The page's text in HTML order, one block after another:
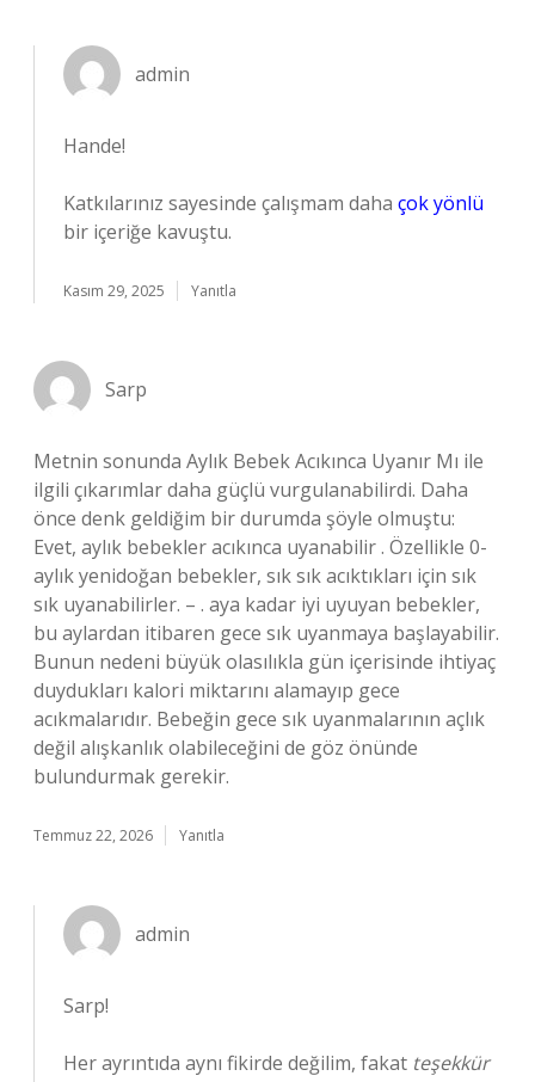
admin
Hande!
Katkılarınız sayesinde çalışmam daha çok yönlü
bir içeriğe kavuştu.
Kasım 29, 2025 Yanıtla
Sarp
Metnin sonunda Aylık Bebek Acıkınca Uyanır Mı ile
ilgili çıkarımlar daha güçlü vurgulanabilirdi. Daha
önce denk geldiğim bir durumda şöyle olmuştu:
Evet, aylık bebekler acıkınca uyanabilir . Özellikle 0-
aylık yenidoğan bebekler, sık sık acıktıkları için sık
sık uyanabilirler. – . aya kadar iyi uyuyan bebekler,
bu aylardan itibaren gece sık uyanmaya başlayabilir.
Bunun nedeni büyük olasılıkla gün içerisinde ihtiyaç
duydukları kalori miktarını alamayıp gece
acıkmalarıdır. Bebeğin gece sık uyanmalarının açlık
değil alışkanlık olabileceğini de göz önünde
bulundurmak gerekir.
Temmuz 22, 2026 Yanıtla
admin
Sarp!
Her ayrıntıda aynı fikirde değilim, fakat teşekkür